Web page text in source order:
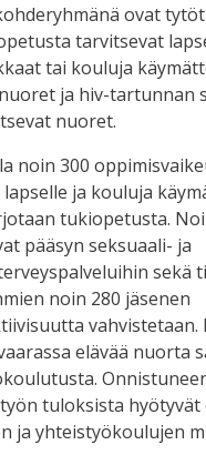
ovat
tarvitsevat
tai kouluja
ja hiv-tartunnan
nuoret.
noin 300
ja kouluja
tukiopetusta.
pääsyn seksuaali- ja
sekä
noin 280 jäsenen
vahvistetaan.
elävää nuorta
tuloksista hyötyvät
ja yhteistyökoulujen